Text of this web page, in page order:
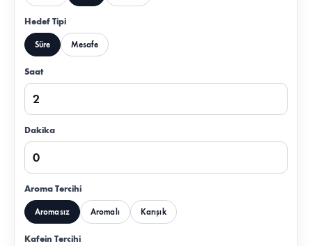
Hedef Tipi
Süre Mesafe
Saat
Dakika
Aroma Tercihi
Aromasız Aromalı Karışık
Kafein Tercihi